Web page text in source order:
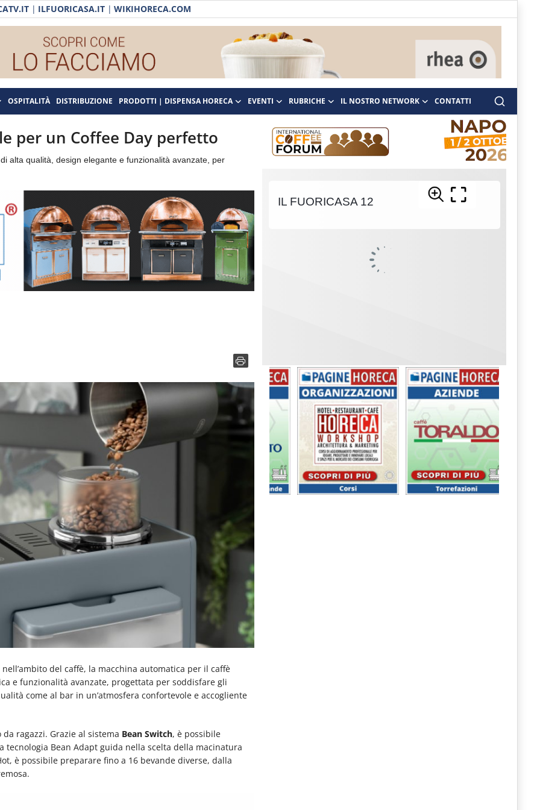
| ILFUORICASA.IT | WIKIHORECA.COM
OSPITALITÀ DISTRIBUZIONE PRODOTTI | DISPENSA HORECA EVENTI RUBRICHE IL NOSTRO NETWORK CONTATTI
per un Coffee Day perfetto
alta qualità, design elegante e funzionalità avanzate, per
nell’ambito del caffè, la macchina automatica per il caffè
e funzionalità avanzate, progettata per soddisfare gli
come al bar in un’atmosfera confortevole e accogliente
ragazzi. Grazie al sistema Bean Switch, è possibile
Bean Adapt guida nella scelta della macinatura
è possibile preparare fino a 16 bevande diverse, dalla